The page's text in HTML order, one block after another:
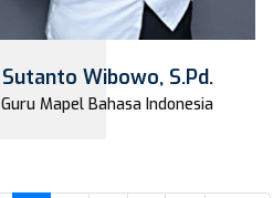
Sutanto Wibowo, S.Pd.
Guru Mapel Bahasa Indonesia